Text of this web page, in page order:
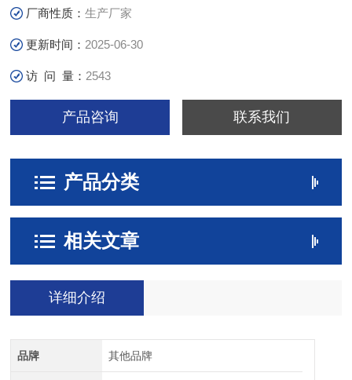
厂商性质：生产厂家
更新时间： 2025-06-30
访 问 量： 2543
产品咨询 联系我们
产品分类
相关文章
详细介绍
品牌 其他品牌